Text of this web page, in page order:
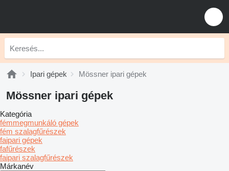
Ipari gépek Mössner ipari gépek
Mössner ipari gépek
Kategória
fémmegmunkáló gépek
fém szalagfűrészek
faipari gépek
fafűrészek
faipari szalagfűrészek
Márkanév